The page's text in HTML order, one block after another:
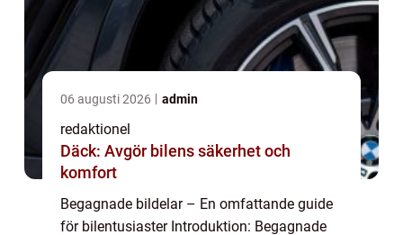
06 augusti 2026 admin
redaktionel
Däck: Avgör bilens säkerhet och
komfort
Begagnade bildelar – En omfattande guide
för bilentusiaster Introduktion: Begagnade